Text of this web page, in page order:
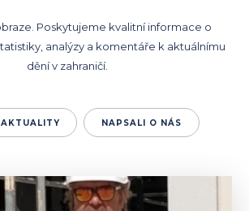
Poskytujeme kvalitní informace o
analýzy a komentáře k aktuálnímu
dění v zahraničí.
AKTUALITY NAPSALI O NÁS